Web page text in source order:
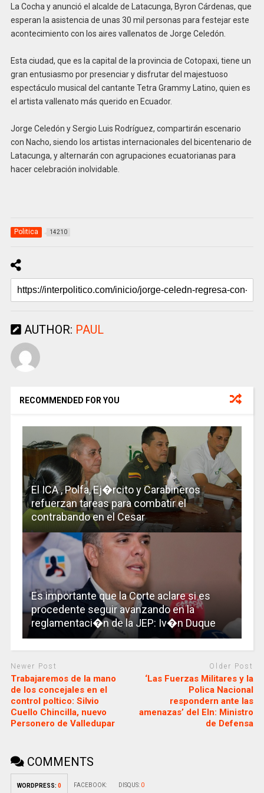
La Cocha y anunció el alcalde de Latacunga, Byron Cárdenas, que
esperan la asistencia de unas 30 mil personas para festejar este
acontecimiento con los aires vallenatos de Jorge Celedón.
Esta ciudad, que es la capital de la provincia de Cotopaxi, tiene un
gran entusiasmo por presenciar y disfrutar del majestuoso
espectáculo musical del cantante Tetra Grammy Latino, quien es
el artista vallenato más querido en Ecuador.
Jorge Celedón y Sergio Luis Rodríguez, compartirán escenario
con Nacho, siendo los artistas internacionales del bicentenario de
Latacunga, y alternarán con agrupaciones ecuatorianas para
hacer celebración inolvidable.
Politica 14210
AUTHOR: PAUL
RECOMMENDED FOR YOU
El ICA , Polfa, Ej�rcito y Carabineros
refuerzan tareas para combatir el
contrabando en el Cesar
Es importante que la Corte aclare si es
procedente seguir avanzando en la
reglamentaci�n de la JEP: Iv�n Duque
Newer Post
Trabajaremos de la mano
de los concejales en el
control poltico: Silvio
Cuello Chincilla, nuevo
Personero de Valledupar
Older Post
‘Las Fuerzas Militares y la
Polica Nacional
respondern ante las
amenazas’ del Eln: Ministro
de Defensa
COMMENTS
WORDPRESS: 0 FACEBOOK: DISQUS: 0